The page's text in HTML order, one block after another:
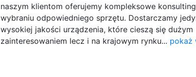
naszym klientom oferujemy kompleksowe
wybraniu odpowiedniego sprzętu. Dostarczamy
wysokiej jakości urządzenia, które cieszą się dużym
zainteresowaniem lecz i na krajowym rynku... pokaż